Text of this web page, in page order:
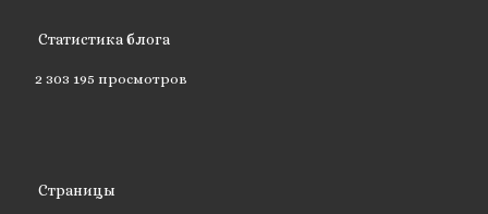
Статистика блога
2 303 195 просмотров
Страницы